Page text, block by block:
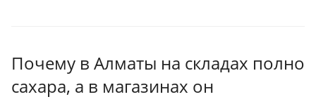
Почему в Алматы на складах полно
сахара, а в магазинах он